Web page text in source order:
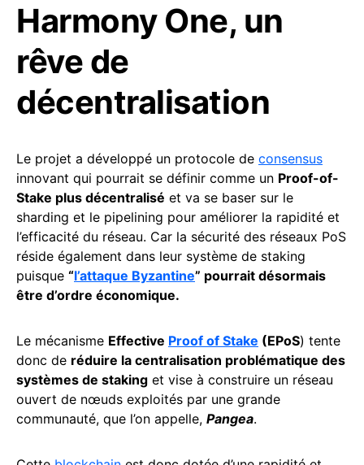
Harmony One, un
rêve de
décentralisation
Le projet a développé un protocole de consensus
innovant qui pourrait se définir comme un Proof-of-
Stake plus décentralisé et va se baser sur le
sharding et le pipelining pour améliorer la rapidité et
l’efficacité du réseau. Car la sécurité des réseaux PoS
réside également dans leur système de staking
puisque “l’attaque Byzantine” pourrait désormais
être d’ordre économique.
Le mécanisme Effective Proof of Stake (EPoS) tente
donc de réduire la centralisation problématique des
systèmes de staking et vise à construire un réseau
ouvert de nœuds exploités par une grande
communauté, que l’on appelle, Pangea.